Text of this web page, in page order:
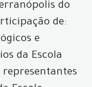
do
de:
e
da Escola
representantes